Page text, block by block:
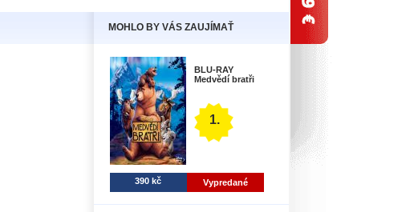
MOHLO BY VÁS ZAUJÍMAŤ
BLU-RAY
Medvědí bratři
1.
390 kč Vypredané